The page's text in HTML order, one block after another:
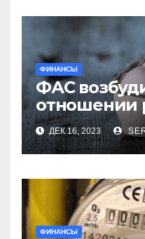
ФИНАНСЫ
ФАС
отношении
яиц
ДЕК 16, 2023
ФИНАНСЫ